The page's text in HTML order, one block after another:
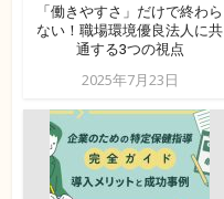
「働きやすさ」だけで終わら
ない！職場環境優良法人に共
通する3つの視点
2025年7月23日